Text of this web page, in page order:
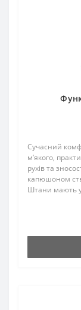
Сучасний
м’якого,
рухів та
капюшоном
Штани мають